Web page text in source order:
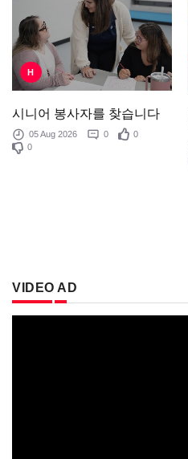
H
시니어 봉사자를 찾습니다
05 Aug 2026 0
0
0
VIDEO AD